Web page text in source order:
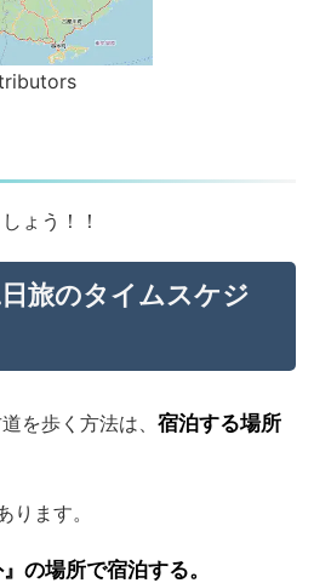
ょう！！
旅のタイムスケジ
を歩く方法は、 宿泊する場所
ります。
の場所で宿泊する。